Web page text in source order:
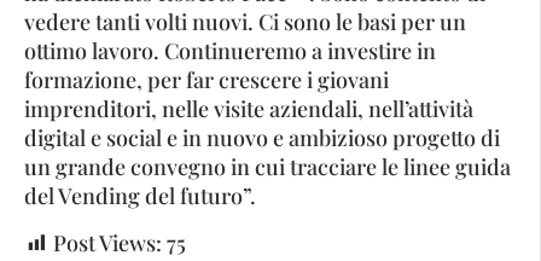
vedere tanti volti nuovi. Ci sono le basi per un
ottimo lavoro. Continueremo a investire in
formazione, per far crescere i giovani
imprenditori, nelle visite aziendali, nell’attività
digital e social e in nuovo e ambizioso progetto di
un grande convegno in cui tracciare le linee guida
del Vending del futuro”.
Post Views: 75